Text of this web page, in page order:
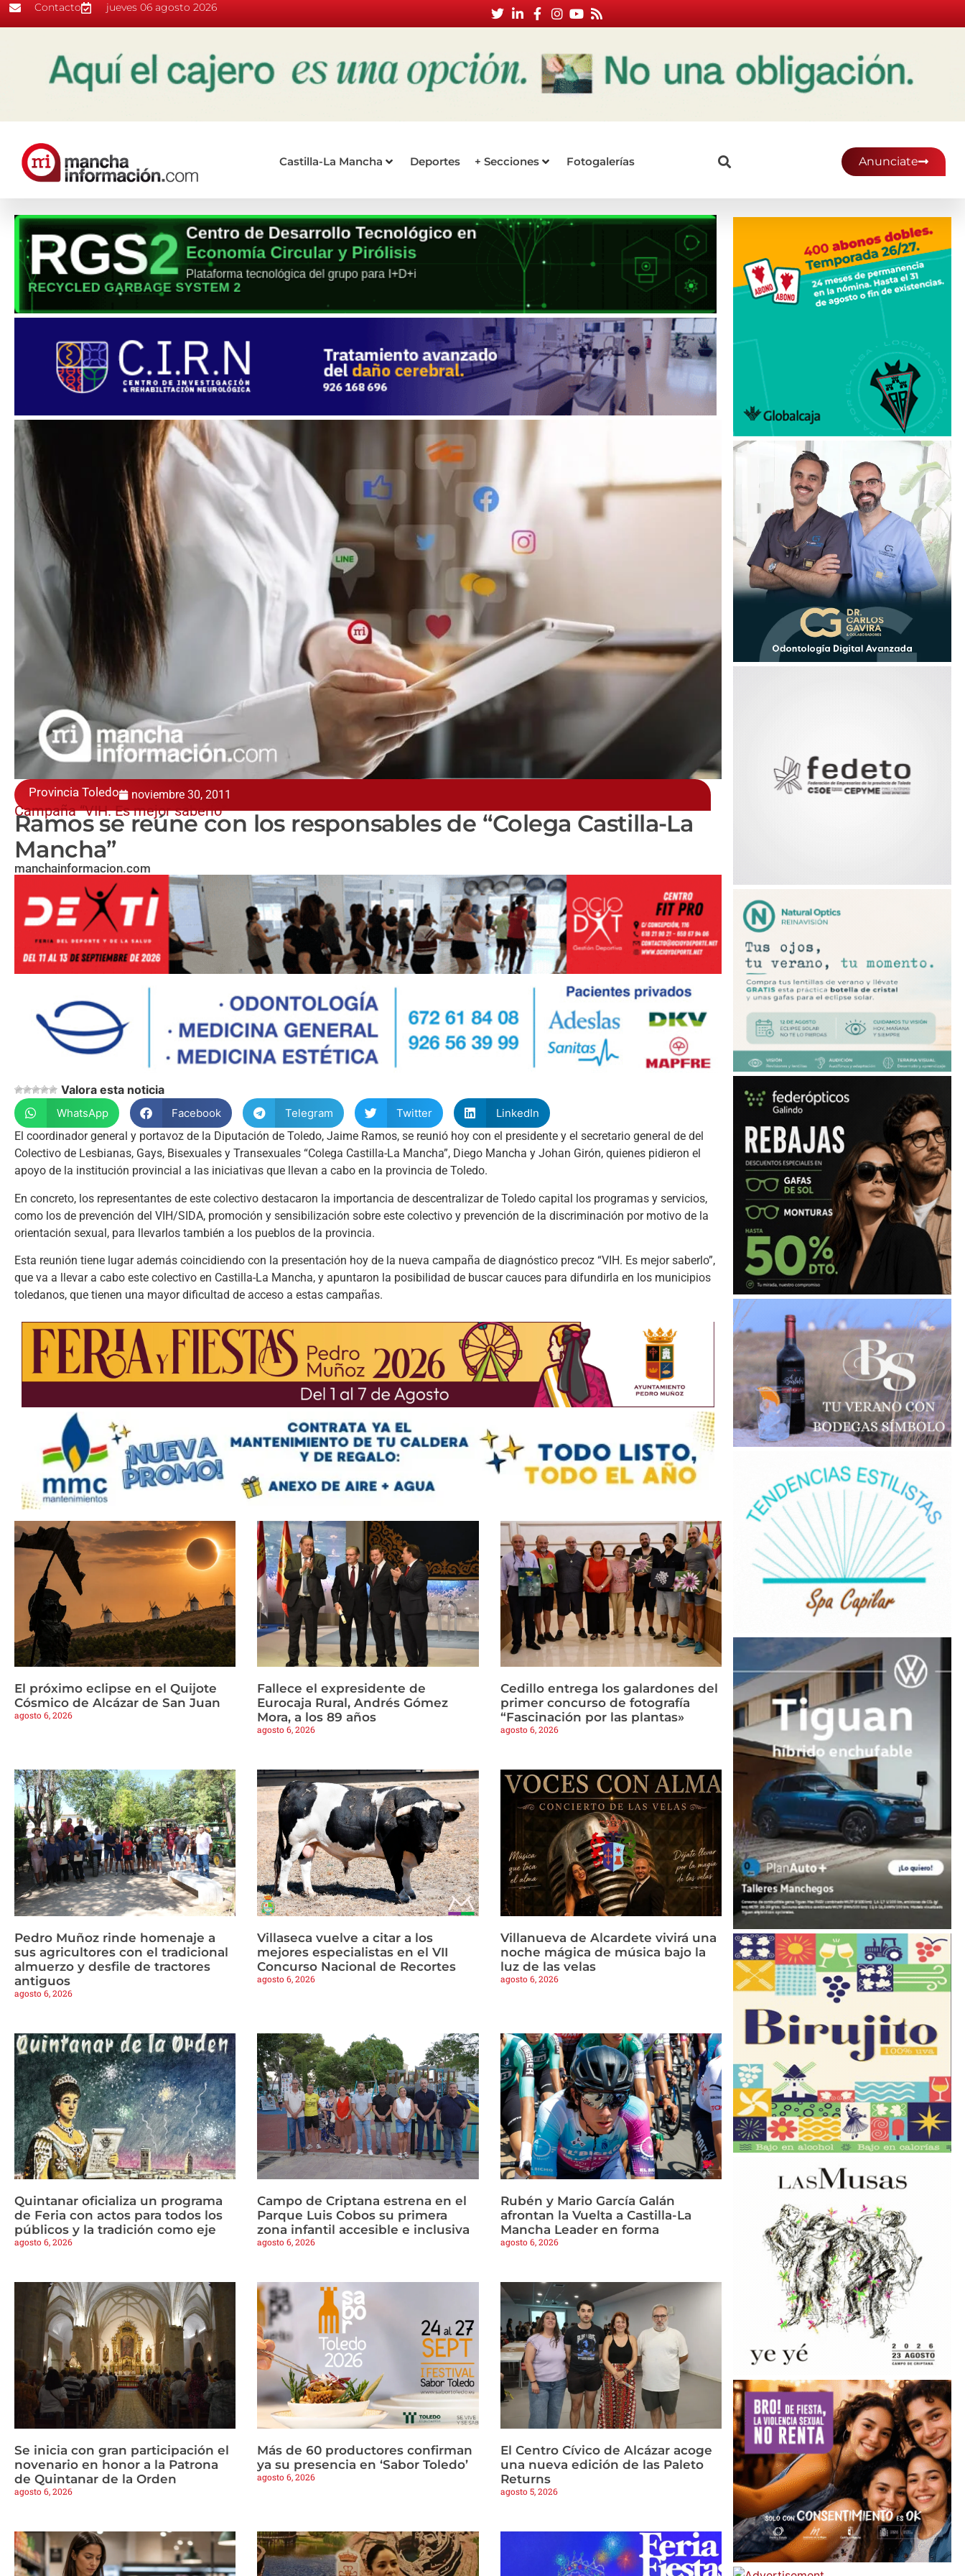
Contacto jueves 06 agosto 2026
Castilla-La Mancha Deportes + Secciones Fotogalerías Anunciate
Provincia Toledo noviembre 30, 2011
Campaña “VIH. Es mejor saberlo”
Ramos se reúne con los responsables de “Colega Castilla-La
Mancha”
manchainformacion.com
Valora esta noticia
WhatsApp Facebook Telegram Twitter
LinkedIn
El coordinador general y portavoz de la Diputación de Toledo, Jaime Ramos, se reunió hoy con el presidente y el secretario general de del
Colectivo de Lesbianas, Gays, Bisexuales y Transexuales “Colega Castilla-La Mancha”, Diego Mancha y Johan Girón, quienes pidieron el
apoyo de la institución provincial a las iniciativas que llevan a cabo en la provincia de Toledo.
En concreto, los representantes de este colectivo destacaron la importancia de descentralizar de Toledo capital los programas y servicios,
como los de prevención del VIH/SIDA, promoción y sensibilización sobre este colectivo y prevención de la discriminación por motivo de la
orientación sexual, para llevarlos también a los pueblos de la provincia.
Esta reunión tiene lugar además coincidiendo con la presentación hoy de la nueva campaña de diagnóstico precoz “VIH. Es mejor saberlo”,
que va a llevar a cabo este colectivo en Castilla-La Mancha, y apuntaron la posibilidad de buscar cauces para difundirla en los municipios
toledanos, que tienen una mayor dificultad de acceso a estas campañas.
El próximo eclipse en el Quijote
Cósmico de Alcázar de San Juan
agosto 6, 2026
Fallece el expresidente de
Eurocaja Rural, Andrés Gómez
Mora, a los 89 años
agosto 6, 2026
Cedillo entrega los galardones del
primer concurso de fotografía
“Fascinación por las plantas»
agosto 6, 2026
Pedro Muñoz rinde homenaje a
sus agricultores con el tradicional
almuerzo y desfile de tractores
antiguos
agosto 6, 2026
Villaseca vuelve a citar a los
mejores especialistas en el VII
Concurso Nacional de Recortes
agosto 6, 2026
Villanueva de Alcardete vivirá una
noche mágica de música bajo la
luz de las velas
agosto 6, 2026
Quintanar oficializa un programa
de Feria con actos para todos los
públicos y la tradición como eje
agosto 6, 2026
Campo de Criptana estrena en el
Parque Luis Cobos su primera
zona infantil accesible e inclusiva
agosto 6, 2026
Rubén y Mario García Galán
afrontan la Vuelta a Castilla-La
Mancha Leader en forma
agosto 6, 2026
Se inicia con gran participación el
novenario en honor a la Patrona
de Quintanar de la Orden
agosto 6, 2026
Más de 60 productores confirman
ya su presencia en ‘Sabor Toledo’
agosto 6, 2026
El Centro Cívico de Alcázar acoge
una nueva edición de las Paleto
Returns
agosto 5, 2026